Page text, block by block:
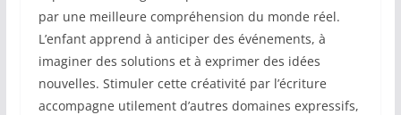
par une meilleure compréhension du monde réel.
L’enfant apprend à anticiper des événements, à
imaginer des solutions et à exprimer des idées
nouvelles. Stimuler cette créativité par l’écriture
accompagne utilement d’autres domaines expressifs,